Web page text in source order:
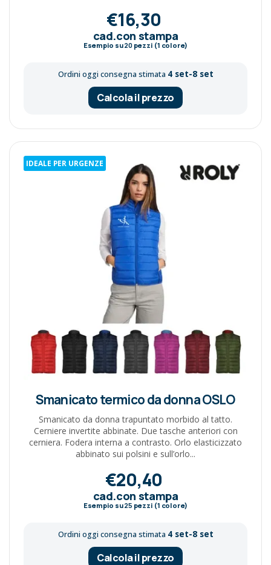
€16,30
cad.con stampa
Esempio su20pezzi (1 colore)
Ordini oggi consegna stimata 4 set-8 set
Calcola il prezzo
IDEALE PER URGENZE
Smanicato termico da donna OSLO
Smanicato da donna trapuntato morbido al tatto.
Cerniere invertite abbinate. Due tasche anteriori con
cerniera. Fodera interna a contrasto. Orlo elasticizzato
abbinato sui polsini e sull’orlo...
€20,40
cad.con stampa
Esempio su25 pezzi (1 colore)
Ordini oggi consegna stimata 4 set-8 set
Calcola il prezzo